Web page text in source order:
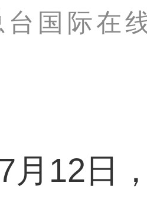
国际在
12日，